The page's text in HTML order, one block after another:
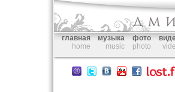
главная музыка фото
home
music photo